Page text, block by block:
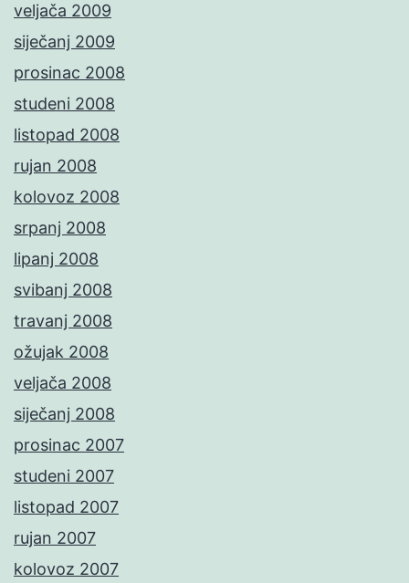
veljača 2009
siječanj 2009
prosinac 2008
studeni 2008
listopad 2008
rujan 2008
kolovoz 2008
srpanj 2008
lipanj 2008
svibanj 2008
travanj 2008
ožujak 2008
veljača 2008
siječanj 2008
prosinac 2007
studeni 2007
listopad 2007
rujan 2007
kolovoz 2007